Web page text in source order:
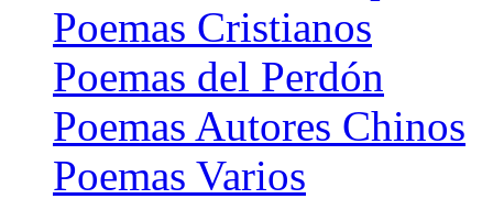
Poemas Cristianos
Poemas del Perdón
Poemas Autores Chinos
Poemas Varios